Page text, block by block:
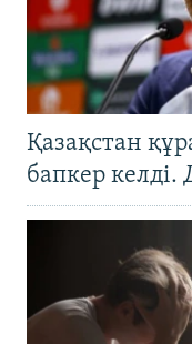
Қазақстан
бапкер келді.